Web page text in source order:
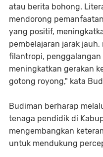
atau berita bohong.
mendorong
yang positif,
pembelajaran jarak
filantropi, penggalangan
meningkatkan gerakan
gotong royong," kata
Budiman berharap
tenaga pendidik di
mengembangkan
untuk mendukung